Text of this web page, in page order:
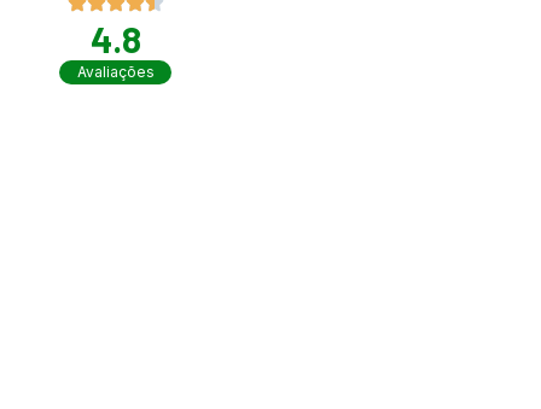
4.8
Avaliações